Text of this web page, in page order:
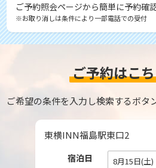
ご予約照会ページから簡単に予約確
※お取り消しは条件により一部電話での受付
ご予約はこ
ご希望の条件を入力し検索するボタ
東横INN福島駅東口2
宿泊日 8月15日(土)